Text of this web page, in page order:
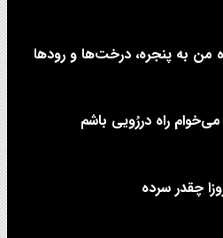
من به پنجره، درخت‌ها و رودها
راه دررُویی باشم
چقدر سرده